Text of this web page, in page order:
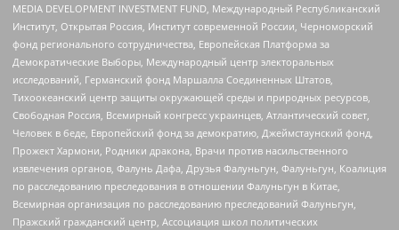
MEDIA DEVELOPMENT INVESTMENT FUND, Международный Республиканский
Институт, Открытая Россия, Институт современной России, Черноморский
фонд регионального сотрудничества, Европейская Платформа за
Демократические Выборы, Международный центр электоральных
исследований, Германский фонд Маршалла Соединенных Штатов,
Тихоокеанский центр защиты окружающей среды и природных ресурсов,
Свободная Россия, Всемирный конгресс украинцев, Атлантический совет,
Человек в беде, Европейский фонд за демократию, Джеймстаунский фонд,
Прожект Хармони, Родники дракона, Врачи против насильственного
извлечения органов, Фалунь Дафа, Друзья Фалуньгун, Фалуньгун, Коалиция
по расследованию преследования в отношении Фалуньгун в Китае,
Всемирная организация по расследованию преследований Фалуньгун,
Пражский гражданский центр, Ассоциация школ политических